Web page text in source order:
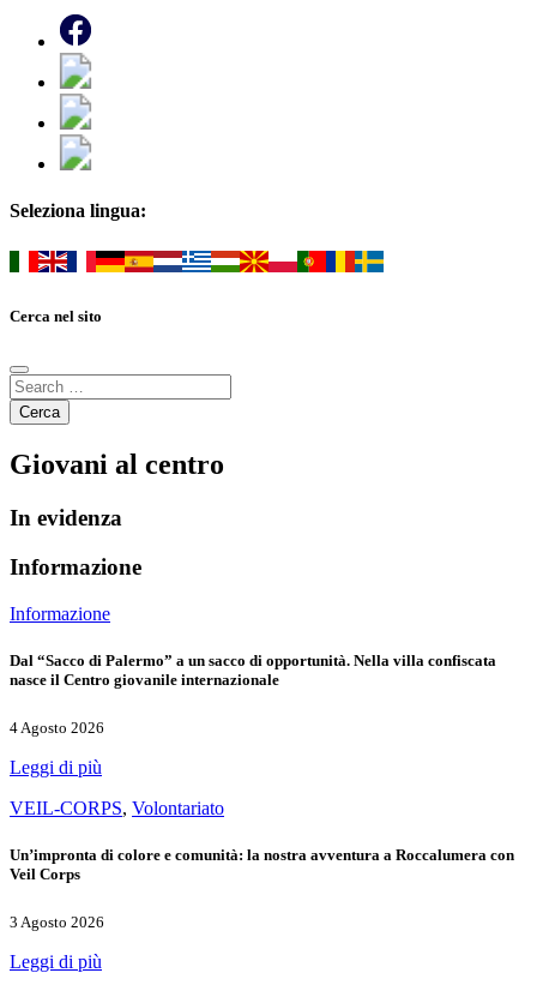
Seleziona lingua:
Cerca nel sito
Giovani al centro
In evidenza
Informazione
Informazione
Dal “Sacco di Palermo” a un sacco di opportunità. Nella villa confiscata
nasce il Centro giovanile internazionale
4 Agosto 2026
Leggi di più
VEIL-CORPS, Volontariato
Un’impronta di colore e comunità: la nostra avventura a Roccalumera con
Veil Corps
3 Agosto 2026
Leggi di più